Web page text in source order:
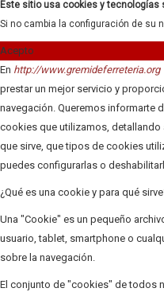
Este sitio usa cookies y tecnologías
Si no cambia la configuración de su
Acepto
En http://www.gremideferreteria.org
prestar un mejor servicio y
navegación. Queremos informarte
cookies que utilizamos, detallando
que sirve, que tipos de cookies
puedes configurarlas o
¿Qué es una cookie y para qué
Una "Cookie" es un pequeño
usuario, tablet, smartphone o
sobre la navegación.
El conjunto de "cookies" de todos